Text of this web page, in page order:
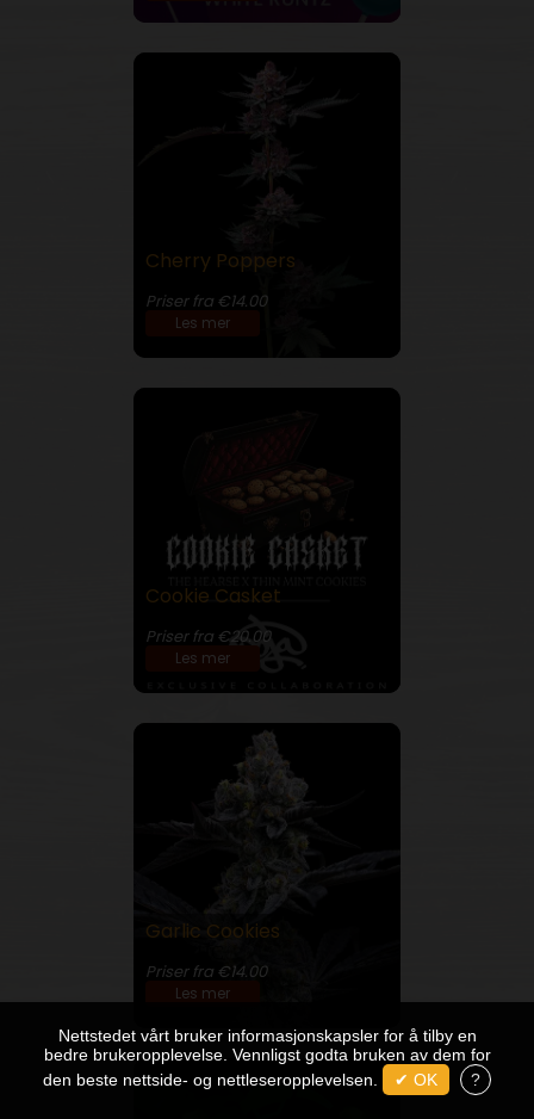
Cherry Poppers
Priser fra €14.00
Les mer
Cookie Casket
Priser fra €20.00
Les mer
Garlic Cookies
Priser fra €14.00
Les mer
Nettstedet vårt bruker informasjonskapsler for å tilby en
bedre brukeropplevelse. Vennligst godta bruken av dem for
den beste nettside- og nettleseropplevelsen.
✔ OK ?